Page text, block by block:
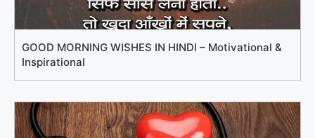
GOOD MORNING WISHES IN HINDI – Motivational &
Inspirational